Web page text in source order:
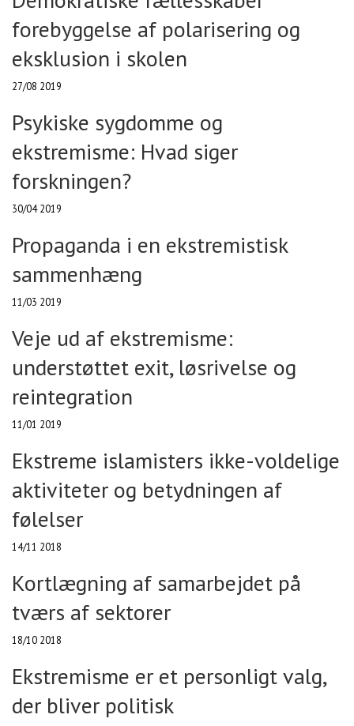
forebyggelse af polarisering og
eksklusion i skolen
27/08 2019
Psykiske sygdomme og
ekstremisme: Hvad siger
forskningen?
30/04 2019
Propaganda i en ekstremistisk
sammenhæng
11/03 2019
Veje ud af ekstremisme:
understøttet exit, løsrivelse og
reintegration
11/01 2019
Ekstreme islamisters ikke-voldelige
aktiviteter og betydningen af
følelser
14/11 2018
Kortlægning af samarbejdet på
tværs af sektorer
18/10 2018
Ekstremisme er et personligt valg,
der bliver politisk